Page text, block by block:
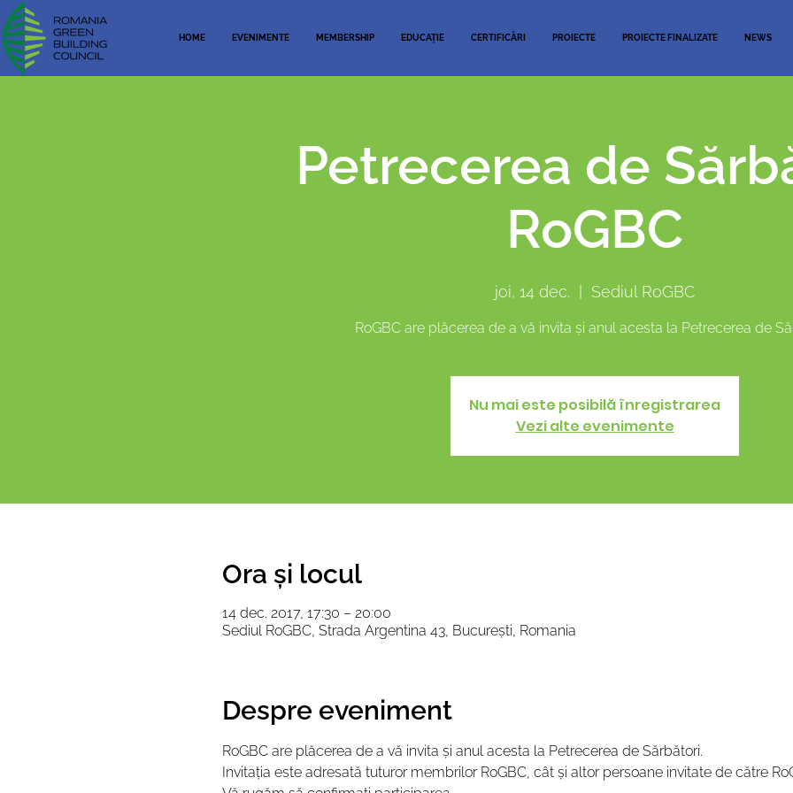
HOME EVENIMENTE MEMBERSHIP EDUCAȚIE CERTIFICĂRI PROIECTE PROIECTE FINALIZATE NEWS
Petrecerea de
RoGBC
joi, 14 dec. Sediul RoGBC
RoGBC are plăcerea de a vă invita şi anul acesta la Petrecerea de
Nu mai este posibilă înregistrarea
Vezi alte evenimente
Ora și locul
14 dec. 2017, 17:30 – 20:00
Sediul RoGBC, Strada Argentina 43, București, Romania
Despre eveniment
RoGBC are plăcerea de a vă invita şi anul acesta la Petrecerea de Sărbători.
Invitaţia este adresată tuturor membrilor RoGBC, cât şi altor persoane invitate de către